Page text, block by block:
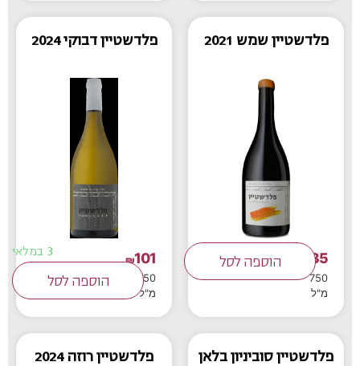
פלדשטיין שמש 2021
135
750
מ"ל
הוספה לסל
פלדשטיין דבוקי 2024
₪101
750
מ"ל
3 במלאי
הוספה לסל
פלדשטיין סוביניון בלאן
פלדשטיין רוזה 2024